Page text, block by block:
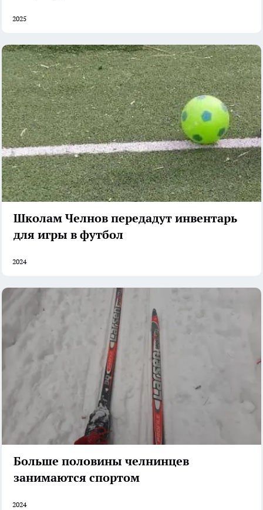
2025
Школам Челнов передадут инвентарь
для игры в футбол
2024
Больше половины челнинцев
занимаются спортом
2024